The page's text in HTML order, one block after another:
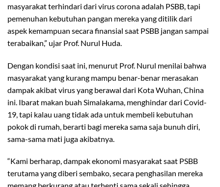
masyarakat terhindari dari virus corona adalah PSBB, tapi
pemenuhan kebutuhan pangan mereka yang ditilik dari
aspek kemampuan secara finansial saat PSBB jangan sampai
terabaikan,” ujar Prof. Nurul Huda.
Dengan kondisi saat ini, menurut Prof. Nurul menilai bahwa
masyarakat yang kurang mampu benar-benar merasakan
dampak akibat virus yang berawal dari Kota Wuhan, China
ini. Ibarat makan buah Simalakama, menghindar dari Covid-
19, tapi kalau uang tidak ada untuk membeli kebutuhan
pokok di rumah, berarti bagi mereka sama saja bunuh diri,
sama-sama mati juga akibatnya.
“Kami berharap, dampak ekonomi masyarakat saat PSBB
terutama yang diberi sembako, secara penghasilan mereka